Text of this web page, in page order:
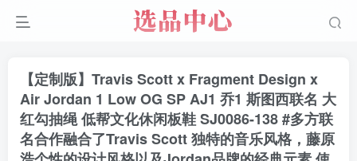
【定制版】Travis Scott x Fragment Design x
Air Jordan 1 Low OG SP AJ1 乔1 斯图西联名 大
红勾抽绳 低帮文化休闲板鞋 SJ0086-138 #多方联
名合作融合了Travis Scott 独特的音乐风格，藤原